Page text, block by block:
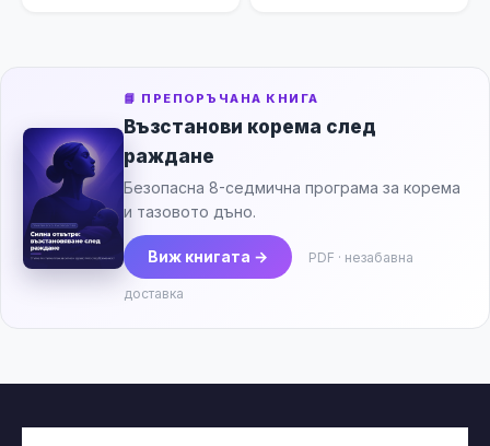
📘 ПРЕПОРЪЧАНА КНИГА
Възстанови корема след
раждане
Безопасна 8-седмична програма за корема
и тазовото дъно.
Виж книгата → PDF · незабавна
доставка